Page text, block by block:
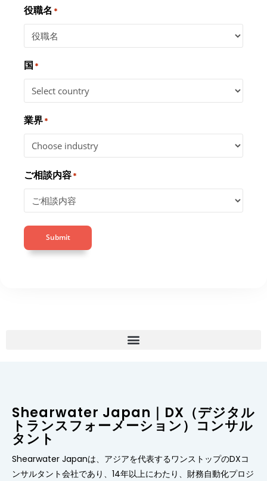
役職名 *
国 *
業界*
ご相談内容*
Submit
Shearwater Japan｜DX（デジタル
トランスフォーメーション）コンサル
タント
Shearwater Japanは、アジアを代表するワンストップのDXコ
ンサルタント会社であり、14年以上にわたり、財務自動化プロジ